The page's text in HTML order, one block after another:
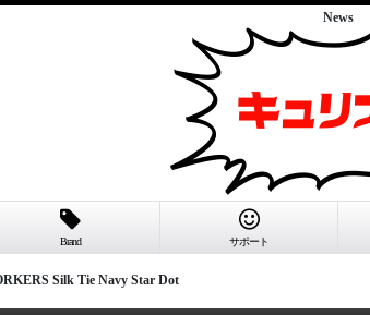
News
Brand サポート
Silk Tie Navy Star Dot